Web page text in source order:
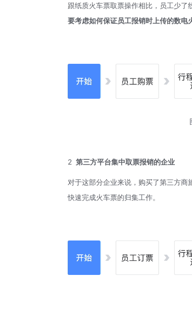
跟纸质火车票取票操作相比，员工少了
要考虑如何保证员工报销时上传的数电
2第三方平台集中取票报销的企业
对于这部分企业来说，购买了第三方
快速完成火车票的归集工作。